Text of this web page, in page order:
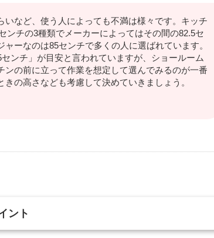
など、使う人によっても不満は様々です。キッチ
ンチの3種類でメーカーによってはその間の82.5セ
ーなのは85センチで多くの人に選ばれています。
ンチ」が目安と言われていますが、ショールーム
の前に立って作業を想定して選んでみるのが一番
の高さなども考慮して決めていきましょう。
ント